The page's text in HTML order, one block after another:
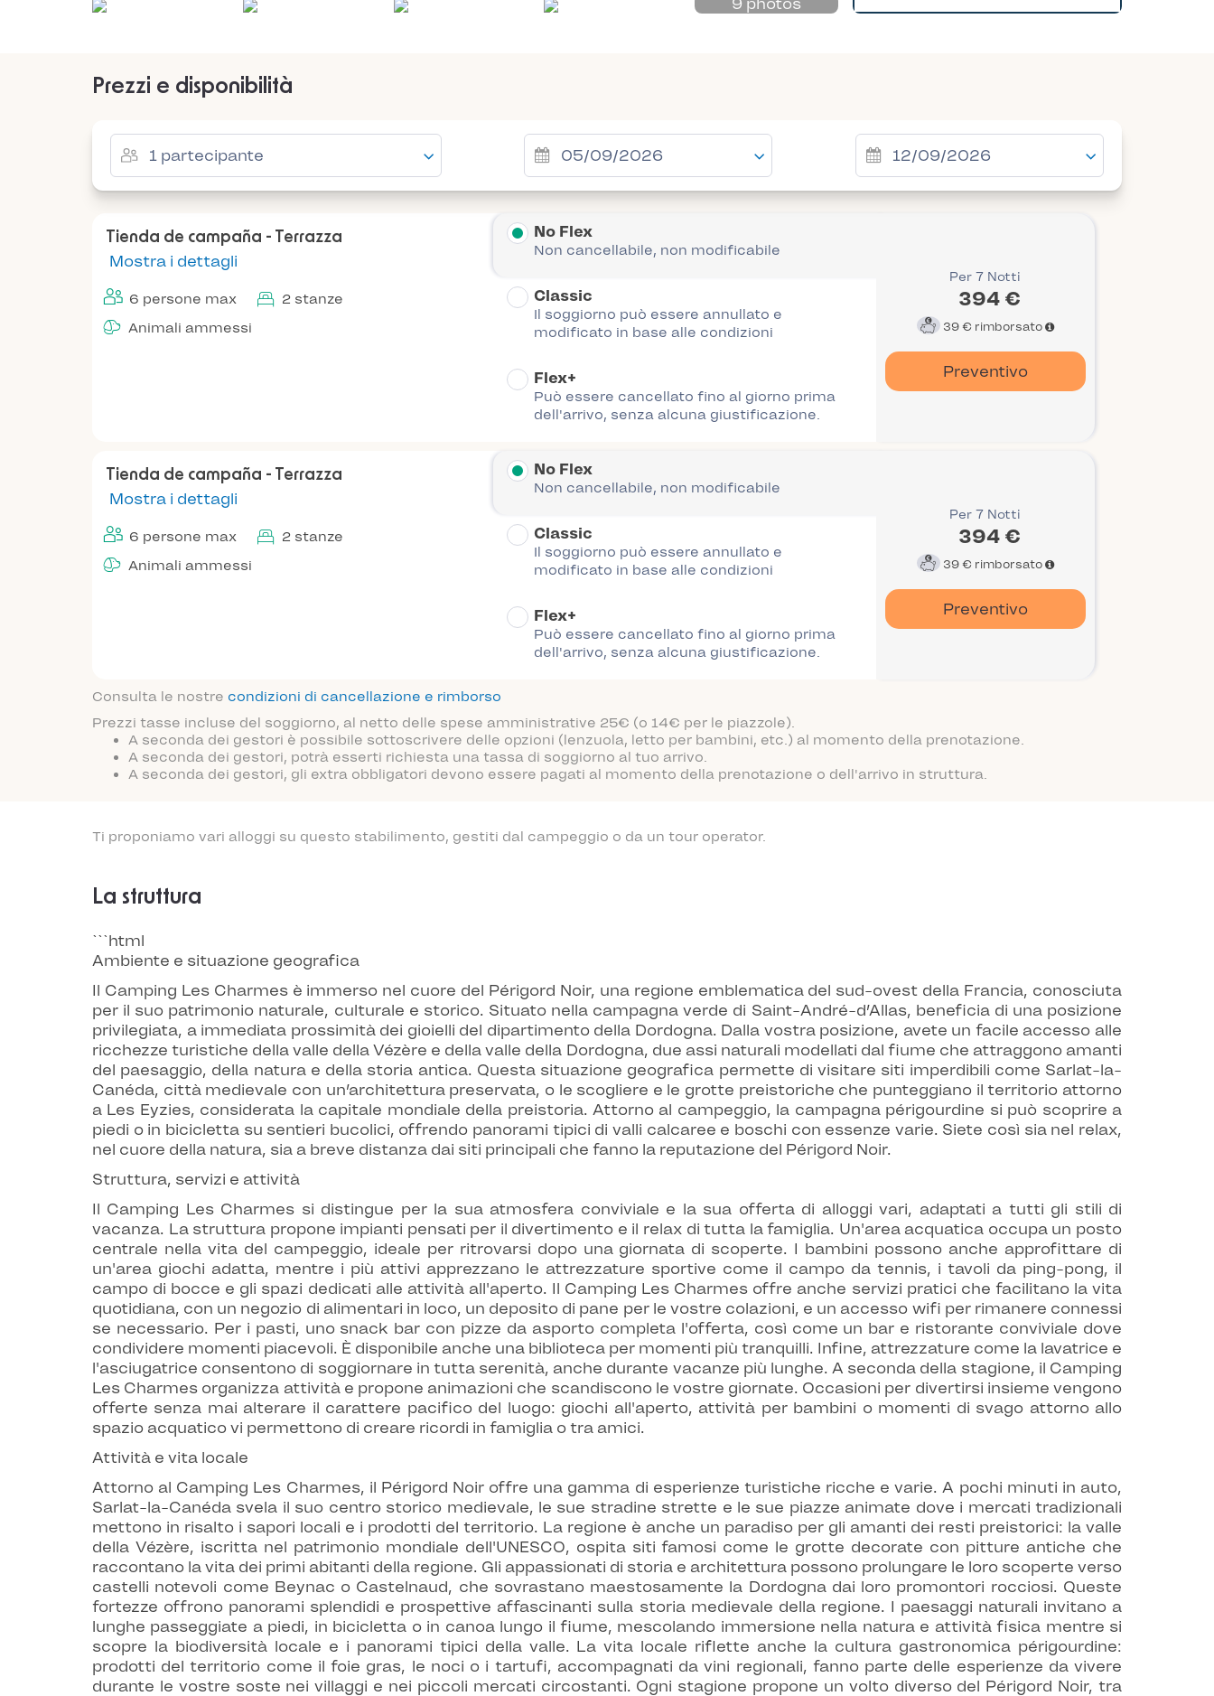
9 photos
Prezzi e disponibilità
Tienda de campaña - Terrazza
Mostra i dettagli
6 persone max
2 stanze
Animali ammessi
No Flex
Non cancellabile, non modificabile
Classic
Il soggiorno può essere annullato e
modificato in base alle condizioni
Flex+
Può essere cancellato fino al giorno prima
dell'arrivo, senza alcuna giustificazione.
Per 7 Notti
394 €
39 € rimborsato
Preventivo
Tienda de campaña - Terrazza
Mostra i dettagli
6 persone max
2 stanze
Animali ammessi
No Flex
Non cancellabile, non modificabile
Classic
Il soggiorno può essere annullato e
modificato in base alle condizioni
Flex+
Può essere cancellato fino al giorno prima
dell'arrivo, senza alcuna giustificazione.
Per 7 Notti
394 €
39 € rimborsato
Preventivo
Consulta le nostre condizioni di cancellazione e rimborso
Prezzi tasse incluse del soggiorno, al netto delle spese amministrative 25€ (o 14€ per le piazzole).
A seconda dei gestori è possibile sottoscrivere delle opzioni (lenzuola, letto per bambini, etc.) al momento della prenotazione.
A seconda dei gestori, potrà esserti richiesta una tassa di soggiorno al tuo arrivo.
A seconda dei gestori, gli extra obbligatori devono essere pagati al momento della prenotazione o dell'arrivo in struttura.
Ti proponiamo vari alloggi su questo stabilimento, gestiti dal campeggio o da un tour operator.
La struttura
```html
Ambiente e situazione geografica
Il Camping Les Charmes è immerso nel cuore del Périgord Noir, una regione emblematica del sud-ovest della Francia, conosciuta
per il suo patrimonio naturale, culturale e storico. Situato nella campagna verde di Saint-André-d’Allas, beneficia di una posizione
privilegiata, a immediata prossimità dei gioielli del dipartimento della Dordogna. Dalla vostra posizione, avete un facile accesso alle
ricchezze turistiche della valle della Vézère e della valle della Dordogna, due assi naturali modellati dal fiume che attraggono amanti
del paesaggio, della natura e della storia antica. Questa situazione geografica permette di visitare siti imperdibili come Sarlat-la-
Canéda, città medievale con un’architettura preservata, o le scogliere e le grotte preistoriche che punteggiano il territorio attorno
a Les Eyzies, considerata la capitale mondiale della preistoria. Attorno al campeggio, la campagna périgourdine si può scoprire a
piedi o in bicicletta su sentieri bucolici, offrendo panorami tipici di valli calcaree e boschi con essenze varie. Siete così sia nel relax,
nel cuore della natura, sia a breve distanza dai siti principali che fanno la reputazione del Périgord Noir.
Struttura, servizi e attività
Il Camping Les Charmes si distingue per la sua atmosfera conviviale e la sua offerta di alloggi vari, adaptati a tutti gli stili di
vacanza. La struttura propone impianti pensati per il divertimento e il relax di tutta la famiglia. Un'area acquatica occupa un posto
centrale nella vita del campeggio, ideale per ritrovarsi dopo una giornata di scoperte. I bambini possono anche approfittare di
un'area giochi adatta, mentre i più attivi apprezzano le attrezzature sportive come il campo da tennis, i tavoli da ping-pong, il
campo di bocce e gli spazi dedicati alle attività all'aperto. Il Camping Les Charmes offre anche servizi pratici che facilitano la vita
quotidiana, con un negozio di alimentari in loco, un deposito di pane per le vostre colazioni, e un accesso wifi per rimanere connessi
se necessario. Per i pasti, uno snack bar con pizze da asporto completa l'offerta, così come un bar e ristorante conviviale dove
condividere momenti piacevoli. È disponibile anche una biblioteca per momenti più tranquilli. Infine, attrezzature come la lavatrice e
l'asciugatrice consentono di soggiornare in tutta serenità, anche durante vacanze più lunghe. A seconda della stagione, il Camping
Les Charmes organizza attività e propone animazioni che scandiscono le vostre giornate. Occasioni per divertirsi insieme vengono
offerte senza mai alterare il carattere pacifico del luogo: giochi all'aperto, attività per bambini o momenti di svago attorno allo
spazio acquatico vi permettono di creare ricordi in famiglia o tra amici.
Attività e vita locale
Attorno al Camping Les Charmes, il Périgord Noir offre una gamma di esperienze turistiche ricche e varie. A pochi minuti in auto,
Sarlat-la-Canéda svela il suo centro storico medievale, le sue stradine strette e le sue piazze animate dove i mercati tradizionali
mettono in risalto i sapori locali e i prodotti del territorio. La regione è anche un paradiso per gli amanti dei resti preistorici: la valle
della Vézère, iscritta nel patrimonio mondiale dell'UNESCO, ospita siti famosi come le grotte decorate con pitture antiche che
raccontano la vita dei primi abitanti della regione. Gli appassionati di storia e architettura possono prolungare le loro scoperte verso
castelli notevoli come Beynac o Castelnaud, che sovrastano maestosamente la Dordogna dai loro promontori rocciosi. Queste
fortezze offrono panorami splendidi e prospettive affascinanti sulla storia medievale della regione. I paesaggi naturali invitano a
lunghe passeggiate a piedi, in bicicletta o in canoa lungo il fiume, mescolando immersione nella natura e attività fisica mentre si
scopre la biodiversità locale e i panorami tipici della valle. La vita locale riflette anche la cultura gastronomica périgourdine:
prodotti del territorio come il foie gras, le noci o i tartufi, accompagnati da vini regionali, fanno parte delle esperienze da vivere
durante le vostre soste nei villaggi e nei piccoli mercati circostanti. Ogni stagione propone un volto diverso del Périgord Noir, tra